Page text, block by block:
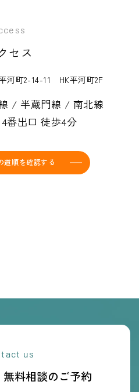
セス
河町2-14-11 HK平河町2F
/ 半蔵門線 / 南北線
4番出口 徒歩4分
道順を確認する
us
料相談のご予約